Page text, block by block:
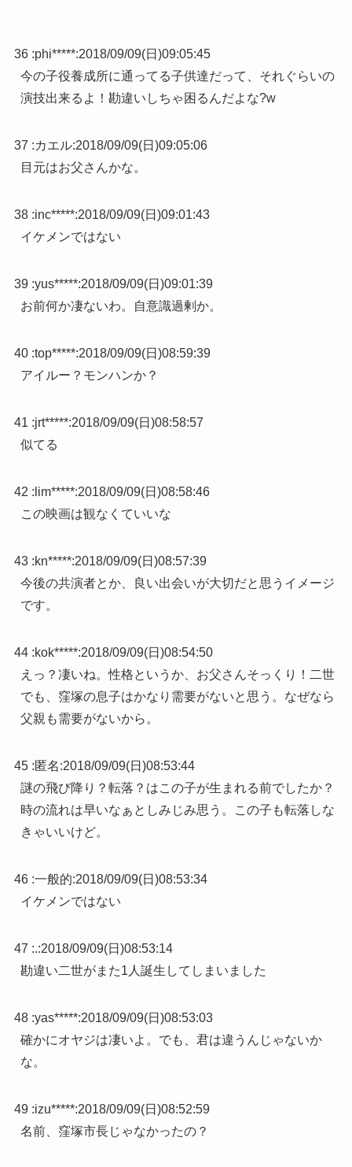
36 :phi*****:2018/09/09(日)09:05:45
今の子役養成所に通ってる子供達だって、それぐらいの
演技出来るよ！勘違いしちゃ困るんだよな?w
37 :カエル:2018/09/09(日)09:05:06
目元はお父さんかな。
38 :inc*****:2018/09/09(日)09:01:43
イケメンではない
39 :yus*****:2018/09/09(日)09:01:39
お前何か凄ないわ。自意識過剰か。
40 :top*****:2018/09/09(日)08:59:39
アイルー？モンハンか？
41 :jrt*****:2018/09/09(日)08:58:57
似てる
42 : lim*****:2018/09/09(日)08:58:46
この映画は観なくていいな
43 :kn*****:2018/09/09(日)08:57:39
今後の共演者とか、良い出会いが大切だと思うイメージ
です。
44 :kok*****:2018/09/09(日)08:54:50
えっ？凄いね。性格というか、お父さんそっくり！二世
でも、窪塚の息子はかなり需要がないと思う。なぜなら
父親も需要がないから。
45 :匿名:2018/09/09(日)08:53:44
謎の飛び降り？転落？はこの子が生まれる前でしたか？
時の流れは早いなぁとしみじみ思う。この子も転落しな
きゃいいけど。
46 :一般的:2018/09/09(日)08:53:34
イケメンではない
47 :.:2018/09/09(日)08:53:14
勘違い二世がまた1人誕生してしまいました
48 :yas*****:2018/09/09(日)08:53:03
確かにオヤジは凄いよ。でも、君は違うんじゃないか
な。
49 :izu*****:2018/09/09(日)08:52:59
名前、窪塚市長じゃなかったの？